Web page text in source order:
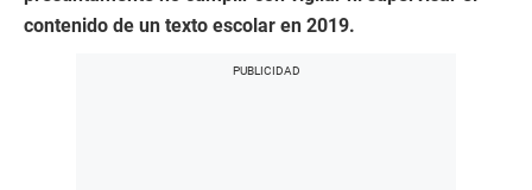
contenido de un texto escolar en 2019.